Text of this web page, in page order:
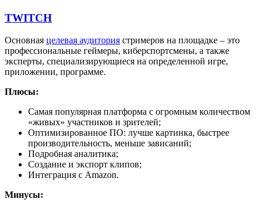
TWITCH
Основная целевая аудитория стримеров на площадке – это
профессиональные геймеры, киберспортсмены, а также
эксперты, специализирующиеся на определенной игре,
приложении, программе.
Плюсы:
Самая популярная платформа с огромным количеством
«живых» участников и зрителей;
Оптимизированное ПО: лучше картинка, быстрее
производительность, меньше зависаний;
Подробная аналитика;
Создание и экспорт клипов;
Интеграция с Amazon.
Минусы: